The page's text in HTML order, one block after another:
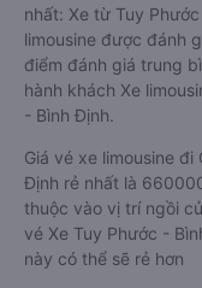
nhất: Xe từ Tuy
limousine được đánh
điểm đánh giá trung
hành khách Xe
- Bình Định.
Giá vé xe limousine
Định rẻ nhất là
thuộc vào vị trí ngồi
vé Xe Tuy Phước -
này có thể sẽ rẻ hơn